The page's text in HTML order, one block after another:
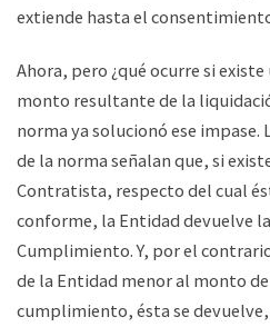
extiende hasta el
Ahora, pero ¿qué ocurre si
monto resultante de la
norma ya solucionó ese impase.
de la norma señalan que, si
Contratista, respecto del cual
conforme, la Entidad devuelve
Cumplimiento. Y, por el
de la Entidad menor al monto
cumplimiento, ésta se